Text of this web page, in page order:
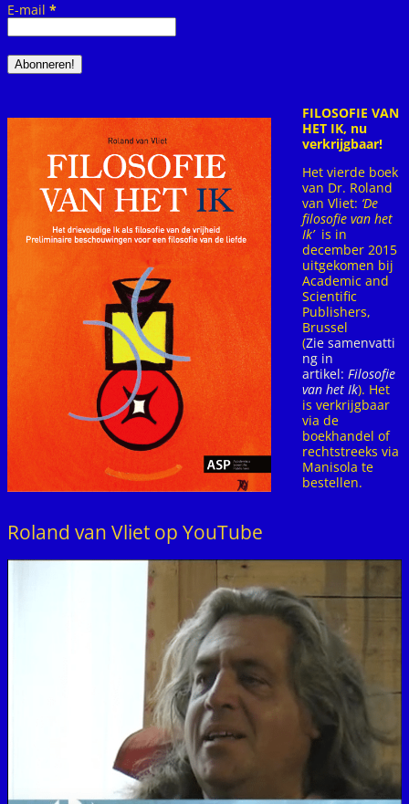
E-mail *
FILOSOFIE VAN
HET IK, nu
verkrijgbaar!
Het vierde boek
van Dr. Roland
van Vliet: ‘De
filosofie van het
Ik’ is in
december 2015
uitgekomen bij
Academic and
Scientific
Publishers,
Brussel
(Zie samenvatti
ng in
artikel: Filosofie
van het Ik). Het
is verkrijgbaar
via de
boekhandel of
rechtstreeks via
Manisola te
bestellen.
Roland van Vliet op YouTube